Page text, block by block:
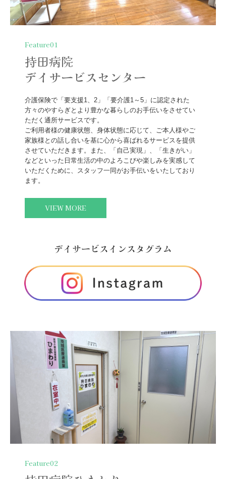
Feature01
持田病院
デイサービスセンター
介護保険で「要支援1、2」「要介護1～5」に認定された
方々のやすらぎとより豊かな暮らしのお手伝いをさせてい
ただく通所サービスです。
ご利用者様の健康状態、身体状態に応じて、ご本人様やご
家族様との話し合いを基に心から喜ばれるサービスを提供
させていただきます。また、「自己実現」、「生きがい」
などといった日常生活の中のよろこびや楽しみを実感して
いただくために、スタッフ一同がお手伝いをいたしており
VIEW MORE
デイサービスインスタグラム
Feature02